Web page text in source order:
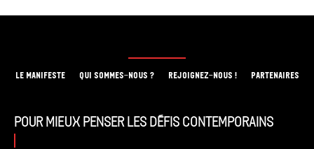
LE MANIFESTE QUI SOMMES-NOUS ? REJOIGNEZ-NOUS ! PARTENAIRES
Pour mieux penser les défis contemporains